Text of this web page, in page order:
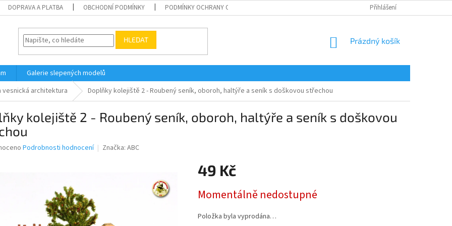
DOPRAVA A PLATBA OBCHODNÍ PODMÍNKY PODMÍNKY OCHRANY OSOBNÍCH ÚDAJŮ Přihlášení
HLEDAT
NÁKUPNÍ
Prázdný košík
Galerie slepených modelů
vesnická architektura Doplňky kolejiště 2 - Roubený seník, oboroh, haltýře a seník s doškovou střechou
kolejiště 2 - Roubený seník, oboroh, haltýře a seník s doškovou
Podrobnosti hodnocení Značka: ABC
49 Kč
cena:
Momentálně nedostupné
Položka byla vyprodána…